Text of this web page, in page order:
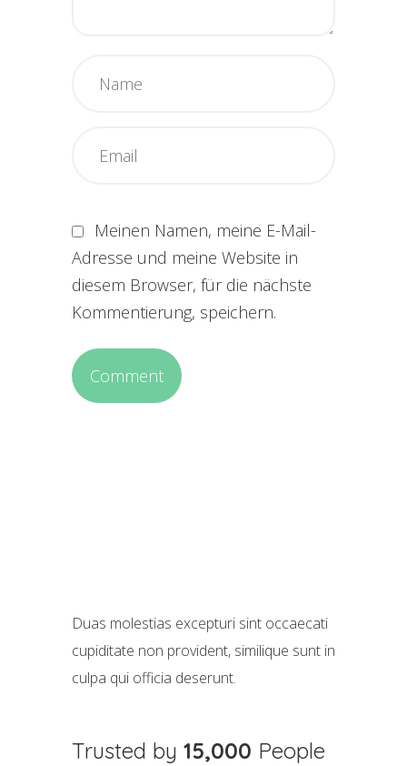
Meinen Namen, meine E-Mail-
Adresse und meine Website in
diesem Browser, für die nächste
Kommentierung, speichern.
Duas molestias excepturi sint occaecati
cupiditate non provident, similique sunt in
culpa qui officia deserunt.
Trusted by 15,000 People